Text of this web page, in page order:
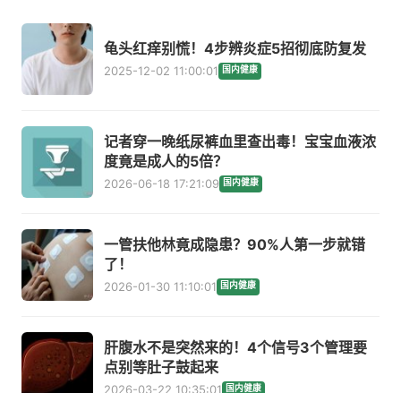
龟头红痒别慌！4步辨炎症5招彻底防复发
2025-12-02 11:00:01 国内健康
记者穿一晚纸尿裤血里查出毒！宝宝血液浓
度竟是成人的5倍？
2026-06-18 17:21:09 国内健康
一管扶他林竟成隐患？90%人第一步就错
了！
2026-01-30 11:10:01 国内健康
肝腹水不是突然来的！4个信号3个管理要
点别等肚子鼓起来
2026-03-22 10:35:01 国内健康